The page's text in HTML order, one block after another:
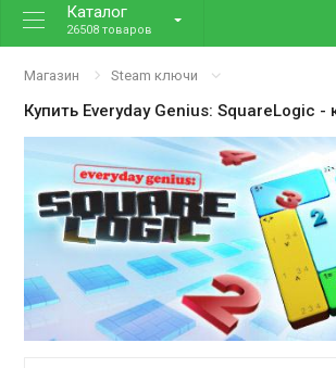
Каталог
26508 товаров
Магазин Steam ключи
Купить Everyday Genius: SquareLogic -